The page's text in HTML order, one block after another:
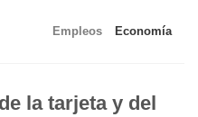
Empleos Economía
la tarjeta y del